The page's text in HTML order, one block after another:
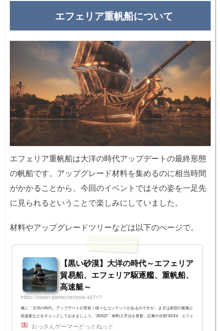
エフェリア重帆船について
エフェリア重帆船は大洋の時代アップデートの最終形態
の帆船です。アップグレード材料を集めるのに相当時間
がかかることから、今回のイベントではその姿を一足先
に見られるということで楽しみにしていました。
材料やアップグレードツリーなどは以下のぺージで。
【黒い砂漠】大洋の時代～エフェリア
貿易船、エフェリア駆逐艦、重帆船、
高速艇～
https://ossan-gamer.net/post-42717
遂に「大洋の時代」アップデートが実装！様々なコンテンツがあるのですが、まずは新型の船舶と
高速船などをチェックしておきましょう。'20/5/27 材料入手法を更新、記事の分割'20/3/4 エフェ
リア重帆船の青装備(チロ)と強化を追加'20/1/8 重帆船の艦砲リロードタイム修正10/23 日本実装に
おっさんゲーマーどっとねっと